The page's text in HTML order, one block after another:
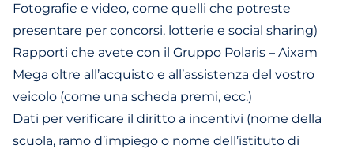
Fotografie e video, come quelli che potreste
presentare per concorsi, lotterie e social sharing)
Rapporti che avete con il Gruppo Polaris – Aixam
Mega oltre all’acquisto e all’assistenza del vostro
veicolo (come una scheda premi, ecc.)
Dati per verificare il diritto a incentivi (nome della
scuola, ramo d’impiego o nome dell’istituto di